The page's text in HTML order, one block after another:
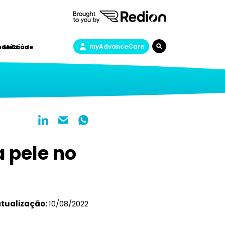
Saúde
Médica myAdvanceCare
pele no
10/08/2022